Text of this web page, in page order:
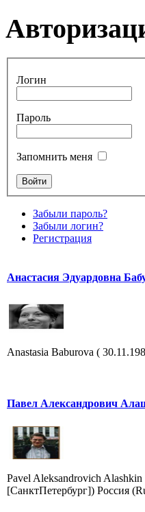
Логин
Пароль
Запомнить меня
Забыли пароль?
Забыли логин?
Регистрация
Анастасия Эдуардовна
Anastasia Baburova (
Павел Александрович
Pavel Aleksandrovich Alashkin
[СанктПетербург]) Россия